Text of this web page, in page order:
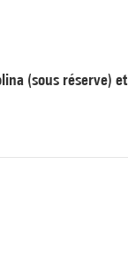
(sous réserve)